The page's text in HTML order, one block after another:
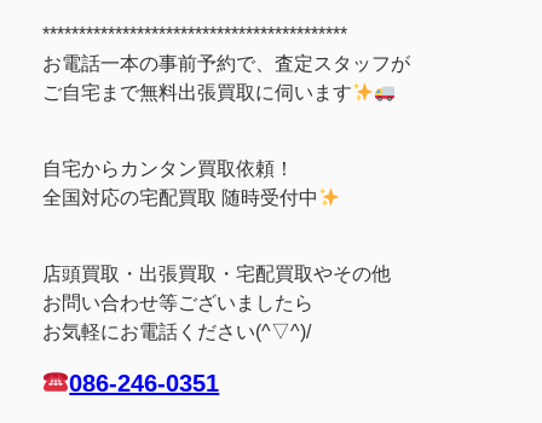
******************************************
お電話一本の事前予約で、査定スタッフが
ご自宅まで無料出張買取に伺います
自宅からカンタン買取依頼！
全国対応の宅配買取 随時受付中
店頭買取・出張買取・宅配買取やその他
お問い合わせ等ございましたら
お気軽にお電話ください(^▽^)/
086-246-0351